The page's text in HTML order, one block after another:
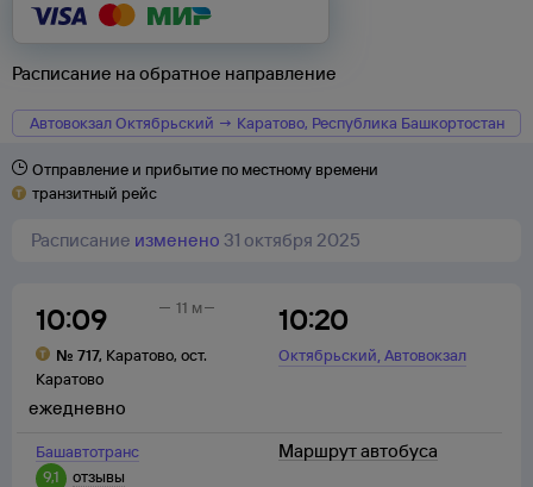
Расписание на обратное направление
Автовокзал Октябрьский → Каратово, Республика Башкортостан
Отправление и прибытие по местному времени
транзитный рейс
Расписание изменено 31 октября 2025
10:09
№ 717, Каратово, ост.
Каратово
10:20
Октябрьский,Автовокзал
11 м
Башавтотранс
9,1
отзывы
ежедневно
Маршрут автобуса